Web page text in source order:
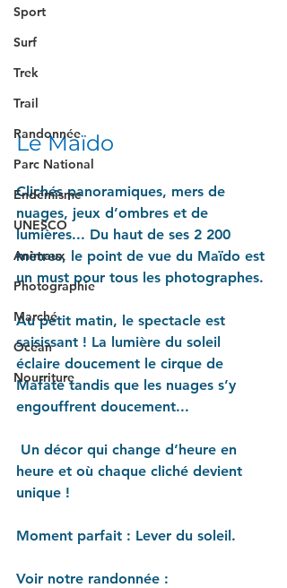
Sport
Surf
Trek
Trail
Randonnée
Parc National
Endémisme
UNESCO
Animaux
Photographie
Marché
Océan
Nourriture
Le Maïdo
Clichés panoramiques, mers de
nuages, jeux d’ombres et de
lumières... Du haut de ses 2 200
mètres, le point de vue du Maïdo est
un must pour tous les photographes.
Au petit matin, le spectacle est
saisissant ! La lumière du soleil
éclaire doucement le cirque de
Mafate tandis que les nuages s’y
engouffrent doucement...
Un décor qui change d’heure en
heure et où chaque cliché devient
unique !
Moment parfait : Lever du soleil.
Voir notre randonnée :